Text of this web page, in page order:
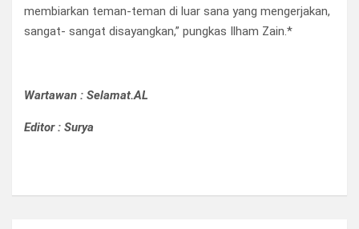
membiarkan teman-teman di luar sana yang mengerjakan,
sangat- sangat disayangkan,” pungkas Ilham Zain.*
Wartawan : Selamat.AL
Editor : Surya